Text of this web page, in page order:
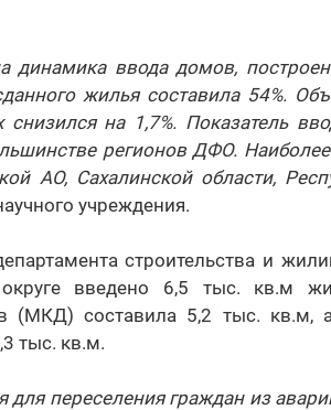
динамика ввода домов,
жилья составила 54%.
снизился на 1,7%. Показатель
регионов ДФО.
АО, Сахалинской области,
учреждения.
строительства и
введено 6,5 тыс. кв.м
(МКД) составила 5,2 тыс. кв.м,
тыс. кв.м.
для переселения граждан из